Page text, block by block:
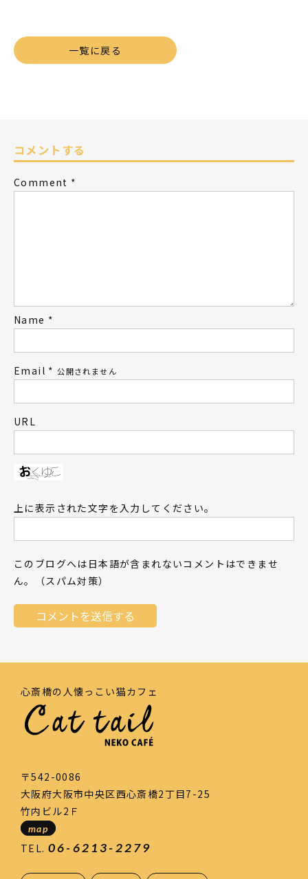
一覧に戻る
コメントする
Comment *
Name *
Email * 公開されません
URL
上に表示された文字を入力してください。
このブログへは日本語が含まれないコメントはできませ
ん。（スパム対策）
心斎橋の人懐っこい猫カフェ
〒542-0086
大阪府大阪市中央区西心斎橋2丁目7-25
竹内ビル2Ｆ
map
TEL. 06-6213-2279